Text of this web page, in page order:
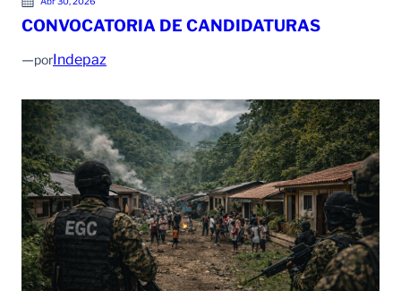
CONVOCATORIA DE CANDIDATURAS
—porIndepaz